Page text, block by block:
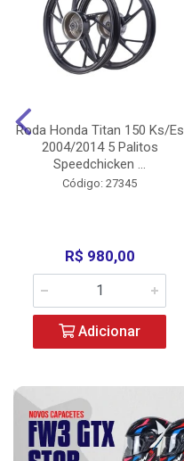
Roda Honda Titan 150 Ks/Es
2004/2014 5 Palitos
Speedchicken ...
Código: 27345
R$ 980,00
Adicionar